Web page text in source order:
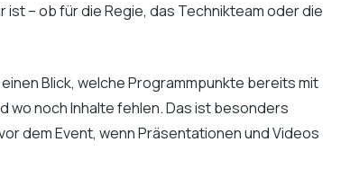
ist – ob für die Regie, das Technikteam oder die
Blick, welche Programmpunkte bereits mit
wo noch Inhalte fehlen. Das ist besonders
dem Event, wenn Präsentationen und Videos